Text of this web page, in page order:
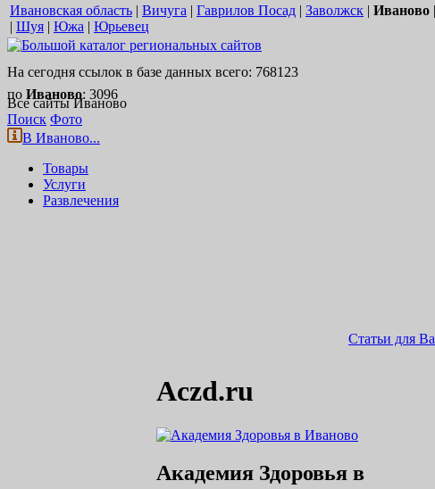
Ивановская область | Вичуга | Гаврилов Посад | Заволжск | Иваново |
| Шуя | Южа | Юрьевец
На сегодня ссылок в базе данных всего: 768123
по Иваново: 3096
Все сайты Иваново
Поиск Фото
В Иваново...
Товары
Услуги
Развлечения
Статьи для
Aczd.ru
Академия Здоровья в